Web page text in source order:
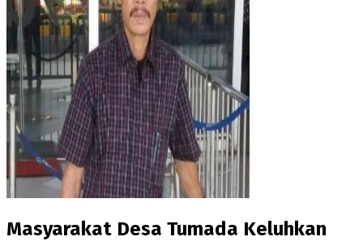
Masyarakat Desa Tumada Keluhkan